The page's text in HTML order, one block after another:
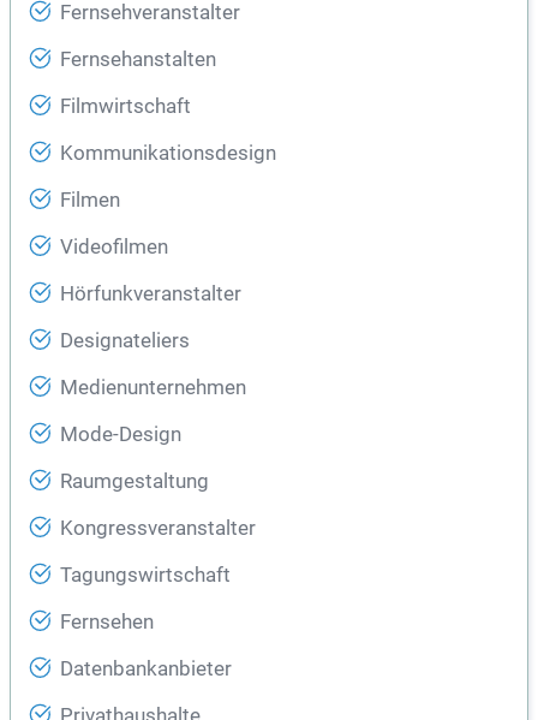
Fernsehveranstalter
Fernsehanstalten
Filmwirtschaft
Kommunikationsdesign
Filmen
Videofilmen
Hörfunkveranstalter
Designateliers
Medienunternehmen
Mode-Design
Raumgestaltung
Kongressveranstalter
Tagungswirtschaft
Fernsehen
Datenbankanbieter